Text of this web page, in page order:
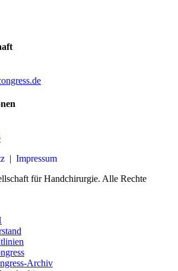
| Impressum
für Handchirurgie. Alle Rechte
Archiv